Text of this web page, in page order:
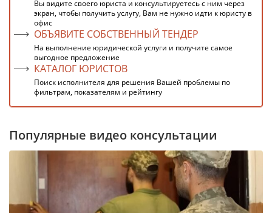
Вы видите своего юриста и консультируетесь с ним через
экран, чтобы получить услугу, Вам не нужно идти к юристу в
офис
ОБЪЯВИТЕ СОБСТВЕННЫЙ ТЕНДЕР
На выполнение юридической услуги и получите самое
выгодное предложение
КАТАЛОГ ЮРИСТОВ
Поиск исполнителя для решения Вашей проблемы по
фильтрам, показателям и рейтингу
Популярные видео консультации